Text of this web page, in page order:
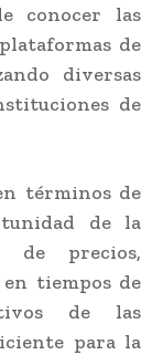
conocer las
de
diversas
de
términos de
de la
de precios,
tiempos de
de las
para la